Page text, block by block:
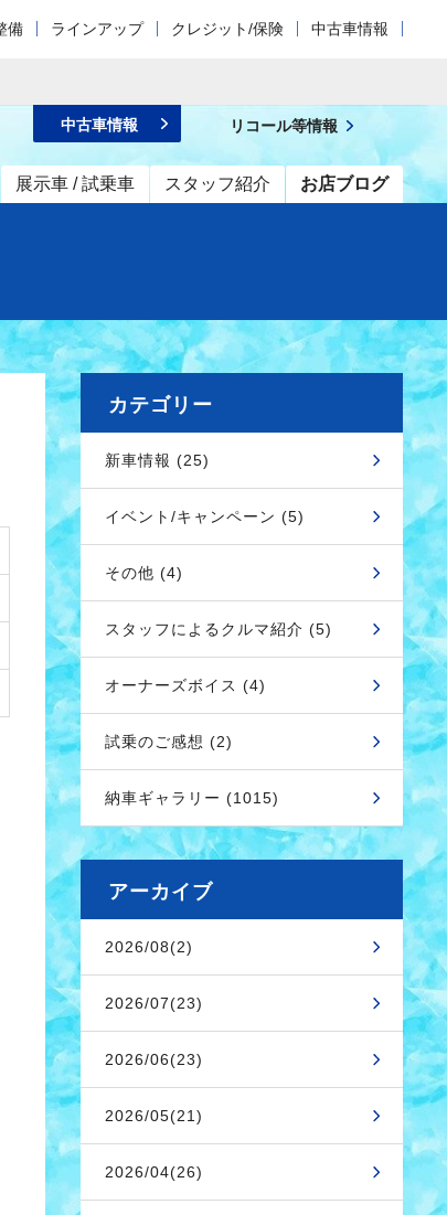
備 ラインアップ クレジット/保険 中古車情報
展示車 / 試乗車 スタッフ紹介 お店ブログ
中古車情報 リコール等情報
カテゴリー
新車情報 (25)
イベント/キャンペーン (5)
その他 (4)
スタッフによるクルマ紹介 (5)
オーナーズボイス (4)
試乗のご感想 (2)
納車ギャラリー (1015)
アーカイブ
2026/08(2)
2026/07(23)
2026/06(23)
2026/05(21)
2026/04(26)